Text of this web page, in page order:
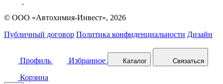
© ООО «Автохимия-Инвест», 2026
Публичный договор Политика конфиденциальности Дизайн
Профиль Избранное Каталог Связаться
Корзина